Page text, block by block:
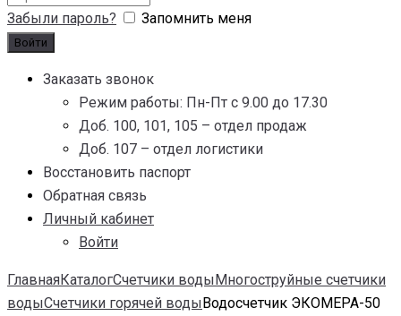
Забыли пароль? Запомнить меня
Заказать звонок
Режим работы: Пн-Пт с 9.00 до 17.30
Доб. 100, 101, 105 – отдел продаж
Доб. 107 – отдел логистики
Восстановить паспорт
Обратная связь
Личный кабинет
Войти
ГлавнаяКаталогСчетчики водыМногоструйные счетчики
водыСчетчики горячей водыВодосчетчик ЭКОМЕРА-50